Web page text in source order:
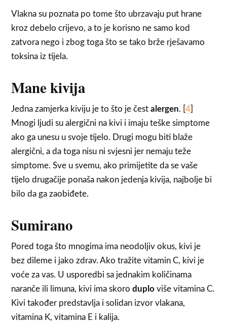
Vlakna su poznata po tome što ubrzavaju put hrane
kroz debelo crijevo, a to je korisno ne samo kod
zatvora nego i zbog toga što se tako brže rješavamo
toksina iz tijela.
Mane kivija
Jedna zamjerka kiviju je to što je čestalergen. [4
Mnogi ljudi su alergični na kivi i imaju teške simptome
ako ga unesu u svoje tijelo. Drugi mogu biti blaže
alergični, a da toga nisu ni svjesni jer nemaju teže
simptome. Sve u svemu, ako primijetite da se vaše
tijelo drugačije ponaša nakon jedenja kivija, najbolje bi
bilo da ga zaobiđete.
Sumirano
Pored toga što mnogima ima neodoljiv okus, kivi je
bez dileme i jako zdrav. Ako tražite vitamin C, kivi je
voće za vas. U usporedbi sa jednakim količinama
naranče ili limuna, kivi ima skoroduplo više vitamina C.
Kivi također predstavlja i solidan izvor vlakana,
vitamina K, vitamina E i kalija.